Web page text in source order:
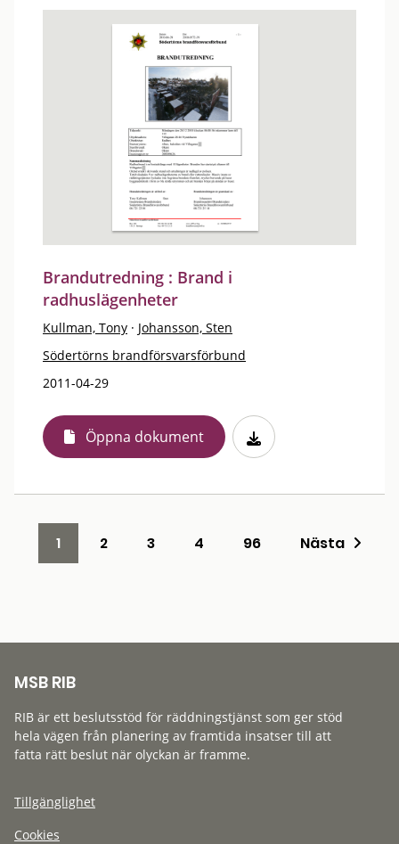
Brandutredning : Brand i
radhuslägenheter
Kullman, Tony · Johansson, Sten
Södertörns brandförsvarsförbund
2011-04-29
Öppna dokument
1 2 3 4 96 Nästa
MSB RIB
RIB är ett beslutsstöd för räddningstjänst som ger stöd
hela vägen från planering av framtida insatser till att
fatta rätt beslut när olyckan är framme.
Tillgänglighet
Cookies